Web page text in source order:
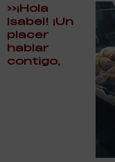
>>¡Hola
Isabel! ¡Un
placer
hablar
contigo,